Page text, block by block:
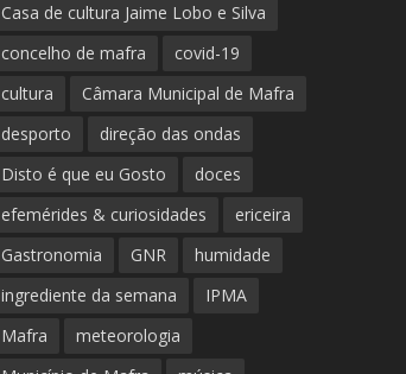
Casa de cultura Jaime Lobo e Silva
concelho de mafra
covid-19
cultura
Câmara Municipal de Mafra
desporto
direção das ondas
Disto é que eu Gosto
doces
efemérides & curiosidades
ericeira
Gastronomia
GNR
humidade
ingrediente da semana
IPMA
Mafra
meteorologia